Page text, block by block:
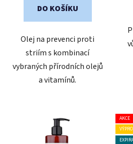
DO KOŠÍKU
Olej na prevenci proti
striím s kombinací
vybraných přírodních olejů
a vitamínů.
AKCE